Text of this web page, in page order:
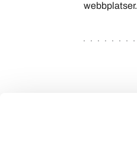
webbplatser.